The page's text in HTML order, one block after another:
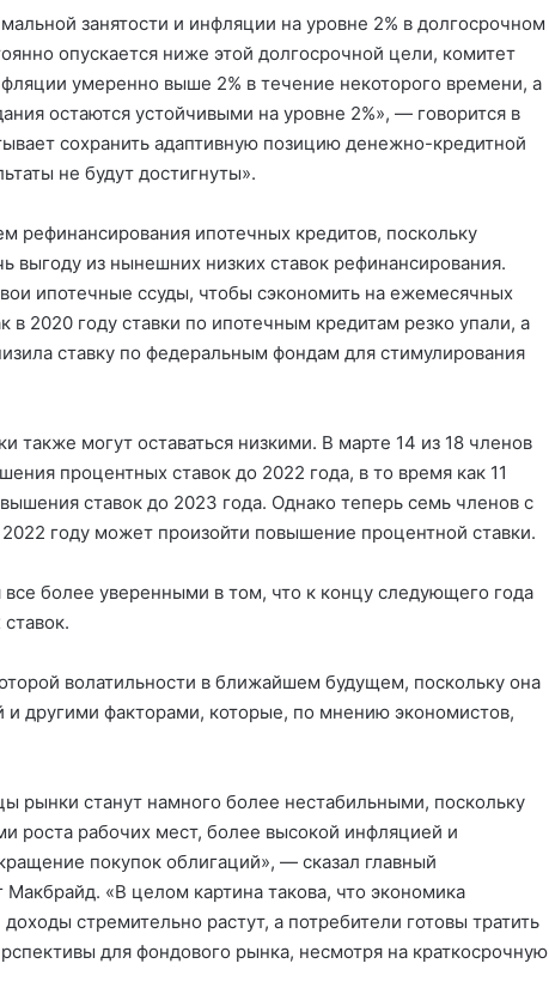
занятости и инфляции на уровне 2% в долгосрочном
опускается ниже этой долгосрочной цели, комитет
умеренно выше 2% в течение некоторого времени, а
остаются устойчивыми на уровне 2%», — говорится в
сохранить адаптивную позицию денежно-кредитной
не будут достигнуты».
рефинансирования ипотечных кредитов, поскольку
выгоду из нынешних низких ставок рефинансирования.
ипотечные ссуды, чтобы сэкономить на ежемесячных
в 2020 году ставки по ипотечным кредитам резко упали, а
ставку по федеральным фондам для стимулирования
также могут оставаться низкими. В марте 14 из 18 членов
процентных ставок до 2022 года, в то время как 11
ставок до 2023 года. Однако теперь семь членов с
году может произойти повышение процентной ставки.
более уверенными в том, что к концу следующего года
волатильности в ближайшем будущем, поскольку она
и другими факторами, которые, по мнению экономистов,
рынки станут намного более нестабильными, поскольку
роста рабочих мест, более высокой инфляцией и
покупок облигаций», — сказал главный
«В целом картина такова, что экономика
стремительно растут, а потребители готовы тратить
для фондового рынка, несмотря на краткосрочную